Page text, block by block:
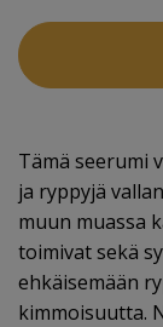
Tämä seerumi
ja ryppyjä
muun muassa
toimivat sekä
ehkäisemään
kimmoisuutta.